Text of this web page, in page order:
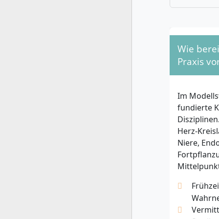
oder
Wie
Praxis
Im
fundierte
Herz-
Niere,